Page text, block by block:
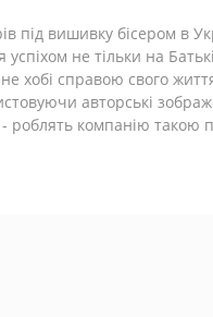
під вишивку бісером в
не тільки на
хобі справою свого
авторські
роблять компанію